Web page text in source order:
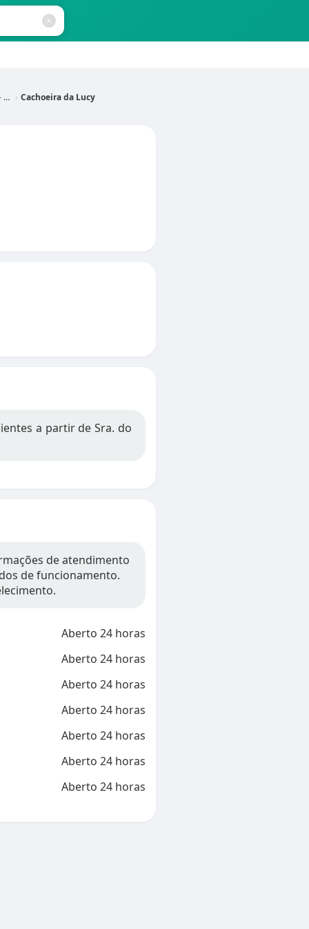
Cachoeira da Lucy
a partir de Sra. do
de atendimento
de funcionamento.
Aberto 24 horas
Aberto 24 horas
Aberto 24 horas
Aberto 24 horas
Aberto 24 horas
Aberto 24 horas
Aberto 24 horas